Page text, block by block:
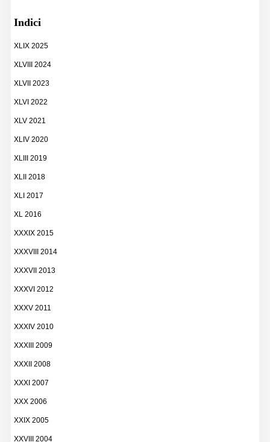
Indici
XLIX 2025
XLVIII 2024
XLVII 2023
XLVI 2022
XLV 2021
XLIV 2020
XLIII 2019
XLII 2018
XLI 2017
XL 2016
XXXIX 2015
XXXVIII 2014
XXXVII 2013
XXXVI 2012
XXXV 2011
XXXIV 2010
XXXIII 2009
XXXII 2008
XXXI 2007
XXX 2006
XXIX 2005
XXVIII 2004